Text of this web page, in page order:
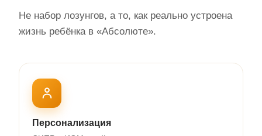
Не набор лозунгов, а то, как реально устроена
жизнь ребёнка в «Абсолюте».
Персонализация